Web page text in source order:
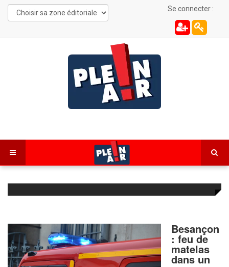
Se connecter :
Besançon
: feu de
matelas
dans un